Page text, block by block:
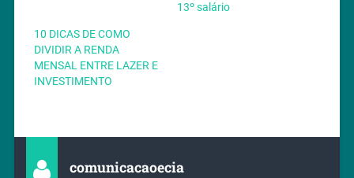
13º salário
10 DICAS DE COMO
DIVIDIR A RENDA
MENSAL ENTRE LAZER E
INVESTIMENTO
comunicacaoecia